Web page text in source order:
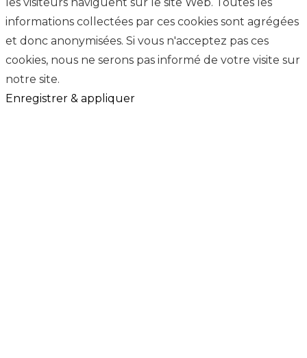
informations collectées par ces cookies sont agrégées
et donc anonymisées. Si vous n'acceptez pas ces
cookies, nous ne serons pas informé de votre visite sur
notre site.
Enregistrer & appliquer